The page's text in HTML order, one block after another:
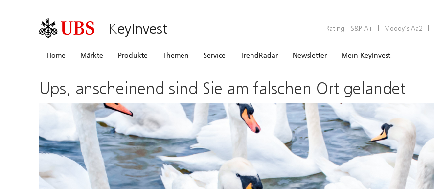
KeyInvest Rating: S&P A+ | Moody’s Aa2 |
Home Märkte Produkte Themen Service TrendRadar Newsletter Mein KeyInvest
Ups, anscheinend sind Sie am falschen Ort gelandet